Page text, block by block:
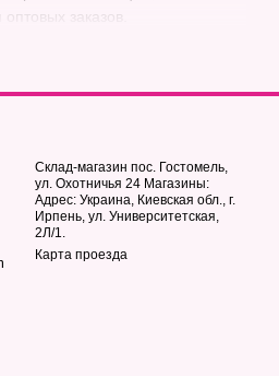
заказов.
Склад-магазин пос. Гостомель,
ул. Охотничья 24 Магазины:
Адрес: Украина, Киевская обл., г.
Ирпень, ул. Университетская,
2Л/1.
Карта проезда